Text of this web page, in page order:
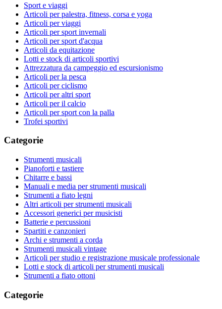
Sport e viaggi
Articoli per palestra, fitness, corsa e yoga
Articoli per viaggi
Articoli per sport invernali
Articoli per sport d'acqua
Articoli da equitazione
Lotti e stock di articoli sportivi
Attrezzatura da campeggio ed escursionismo
Articoli per la pesca
Articoli per ciclismo
Articoli per altri sport
Articoli per il calcio
Articoli per sport con la palla
Trofei sportivi
Categorie
Strumenti musicali
Pianoforti e tastiere
Chitarre e bassi
Manuali e media per strumenti musicali
Strumenti a fiato legni
Altri articoli per strumenti musicali
Accessori generici per musicisti
Batterie e percussioni
Spartiti e canzonieri
Archi e strumenti a corda
Strumenti musicali vintage
Articoli per studio e registrazione musicale professionale
Lotti e stock di articoli per strumenti musicali
Strumenti a fiato ottoni
Categorie